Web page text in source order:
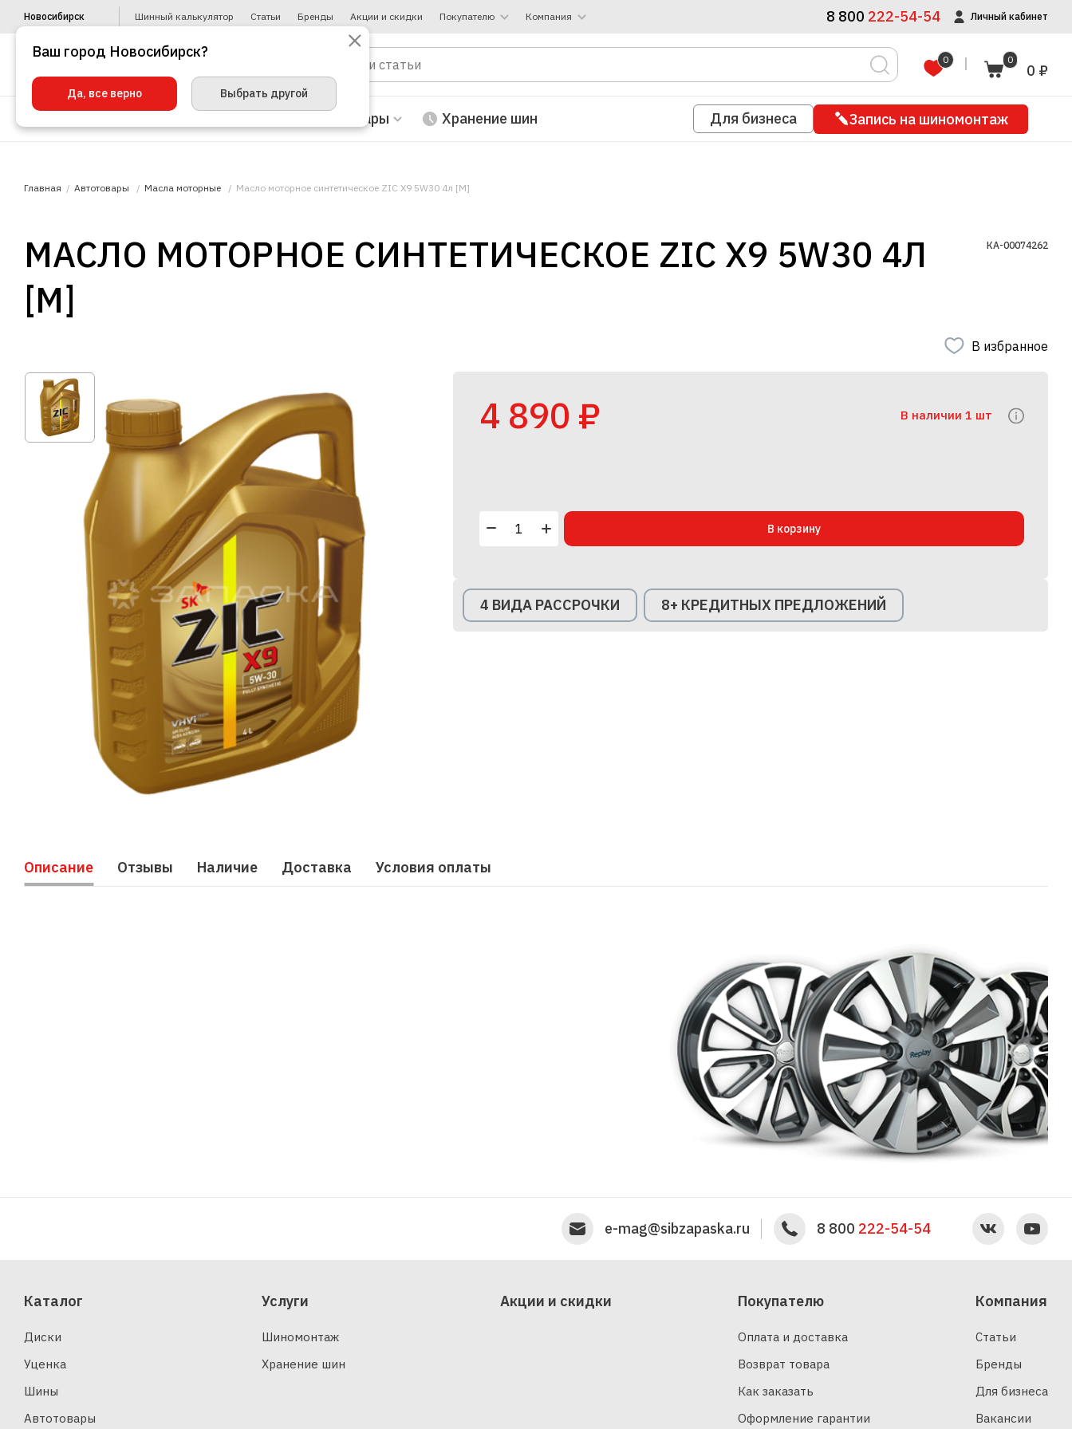
Новосибирск Шинный калькулятор Статьи Бренды Акции и скидки Покупателю Компания 8 800 222-54-54 Личный кабинет
0 0
0 ₽
Автотовары Хранение шин Для бизнеса Запись на шиномонтаж
Главная Автотовары Масла моторные Масло моторное синтетическое ZIC X9 5W30 4л [M]
МАСЛО МОТОРНОЕ СИНТЕТИЧЕСКОЕ ZIC X9 5W30 4Л
[M]
КА-00074262
В избранное
4 890 ₽ В наличии 1 шт
В корзину
4 ВИДА РАССРОЧКИ 8+ КРЕДИТНЫХ ПРЕДЛОЖЕНИЙ
Описание Отзывы Наличие Доставка Условия оплаты
e-mag@sibzapaska.ru 8 800 222-54-54
Каталог
Диски
Уценка
Шины
Автотовары
Услуги
Шиномонтаж
Хранение шин
Акции и скидки Покупателю
Оплата и доставка
Возврат товара
Как заказать
Оформление гарантии
Компания
Статьи
Бренды
Для бизнеса
Вакансии
Ваш город Новосибирск?
Да, все верно Выбрать другой